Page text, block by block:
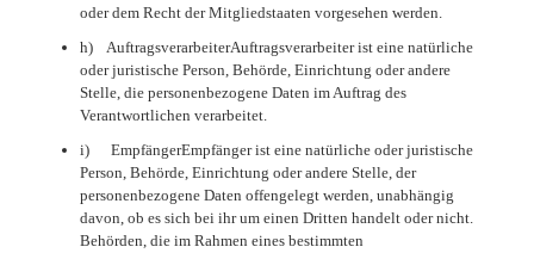
oder dem Recht der Mitgliedstaaten vorgesehen werden.
h) AuftragsverarbeiterAuftragsverarbeiter ist eine natürliche
oder juristische Person, Behörde, Einrichtung oder andere
Stelle, die personenbezogene Daten im Auftrag des
Verantwortlichen verarbeitet.
i) EmpfängerEmpfänger ist eine natürliche oder juristische
Person, Behörde, Einrichtung oder andere Stelle, der
personenbezogene Daten offengelegt werden, unabhängig
davon, ob es sich bei ihr um einen Dritten handelt oder nicht.
Behörden, die im Rahmen eines bestimmten